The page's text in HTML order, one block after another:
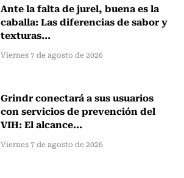
Ante la falta de jurel, buena es la
caballa: Las diferencias de sabor y
texturas...
Viernes 7 de agosto de 2026
Grindr conectará a sus usuarios
con servicios de prevención del
VIH: El alcance...
Viernes 7 de agosto de 2026